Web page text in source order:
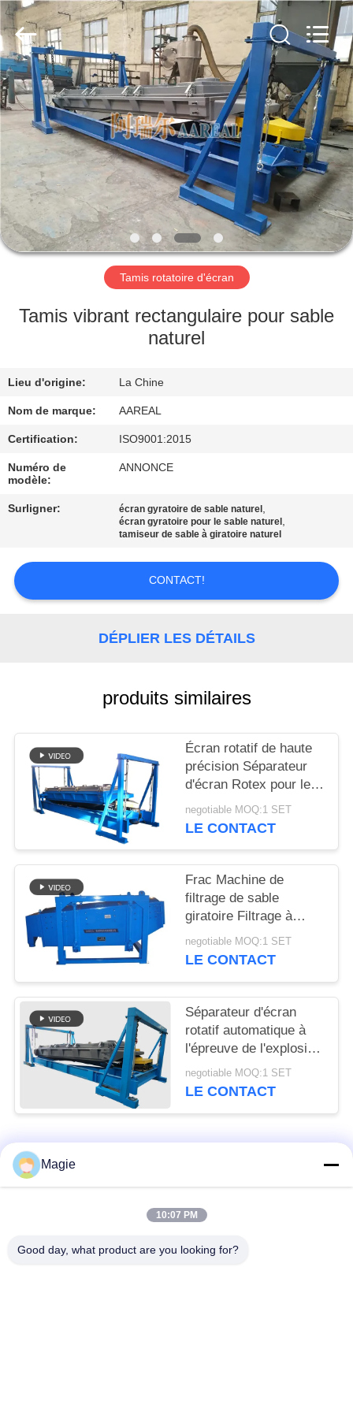
À
LA
MAISON
PRODUITS
À
PROPOS
NOUS
DE
L'USINE
CONTRÔLE
DE
LA
NOUS
UN DEVIS
PLAN
DU
SITE
PRIVACY
POLICY
2026
Xinxiang
AAREAL
Machine
Co.,Ltd.
All
Rights
Reserved.
Tamis rotatoire d'écran
Tamis vibrant rectangulaire pour sable
naturel
Lieu d'origine: La Chine
Nom de marque: AAREAL
Certification: ISO9001:2015
Numéro de
modèle:
ANNONCE
Surligner: écran gyratoire de sable naturel ,
écran gyratoire pour le sable naturel ,
tamiseur de sable à giratoire naturel
CONTACT!
DÉPLIER LES DÉTAILS
produits similaires
Écran rotatif de haute
précision Séparateur
d'écran Rotex pour le
dépistage du sable de
silice
negotiable MOQ:1 SET
LE CONTACT
Frac Machine de
filtrage de sable
giratoire Filtrage à
grande capacité de
filtrage
negotiable MOQ:1 SET
LE CONTACT
Séparateur d'écran
rotatif automatique à
l'épreuve de l'explosion
pour la poudre
métallique de silicium
negotiable MOQ:1 SET
LE CONTACT
Catégories populaires
Tamis rotatoire
Magie
10:07 PM
Good day, what product are you looking for?